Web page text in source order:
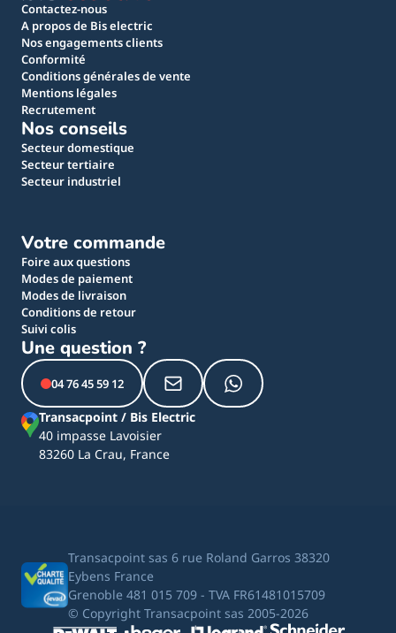
Contactez-nous
A propos de Bis electric
Nos engagements clients
Conformité
Conditions générales de vente
Mentions légales
Recrutement
Nos conseils
Secteur domestique
Secteur tertiaire
Secteur industriel
Votre commande
Foire aux questions
Modes de paiement
Modes de livraison
Conditions de retour
Suivi colis
Une question ?
04 76 45 59 12
Transacpoint / Bis Electric
40 impasse Lavoisier
83260 La Crau, France
Transacpoint sas 6 rue Roland Garros 38320
Eybens France
Grenoble 481 015 709 - TVA FR61481015709
© Copyright Transacpoint sas 2005-2026